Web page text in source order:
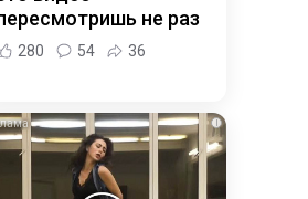
не раз
280 54 36
i